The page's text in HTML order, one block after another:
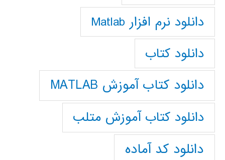
دانلود نرم افزار Matlab
دانلود کتاب
دانلود کتاب آموزش MATLAB
دانلود کتاب آموزش متلب
دانلود کد آماده